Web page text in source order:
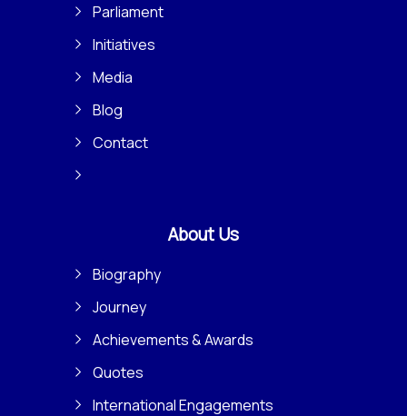
Parliament
Initiatives
Media
Blog
Contact
About Us
Biography
Journey
Achievements & Awards
Quotes
International Engagements